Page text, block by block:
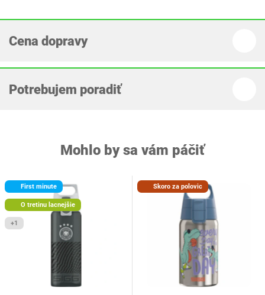
Cena dopravy
Potrebujem poradiť
Mohlo by sa vám páčiť
First minute
O tretinu lacnejšie
+1
Skoro za polovic